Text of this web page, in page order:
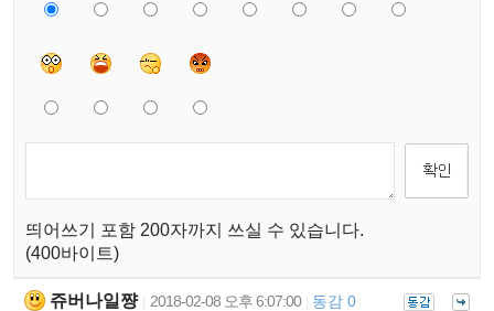
띄어쓰기 포함 200자까지 쓰실 수 있습니다.
(400바이트)
쥬버나일쨩 2018-02-08 오후 6:07:00 동감 0